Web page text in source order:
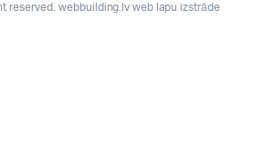
reserved. webbuilding.lvweb lapu izstrāde